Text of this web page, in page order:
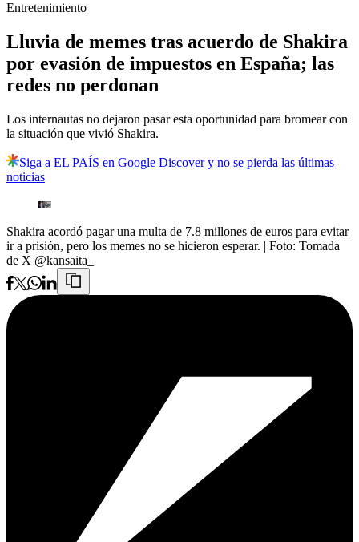
Entretenimiento
Lluvia de memes tras acuerdo de Shakira
por evasión de impuestos en España; las
redes no perdonan
Los internautas no dejaron pasar esta oportunidad para bromear con
la situación que vivió Shakira.
Siga a EL PAÍS en Google Discover y no se pierda las últimas
noticias
Shakira acordó pagar una multa de 7.8 millones de euros para evitar
ir a prisión, pero los memes no se hicieron esperar. | Foto: Tomada
de X @kansaita_